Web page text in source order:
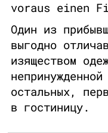
voraus einen
Один из
выгодно
изяществом
остальных,
в гостиницу.